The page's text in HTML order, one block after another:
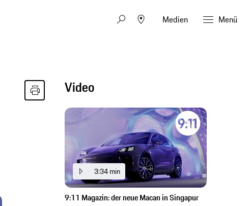
Medien Menü
Video
3:34 min
9:11 Magazin: der neue Macan in Singapur